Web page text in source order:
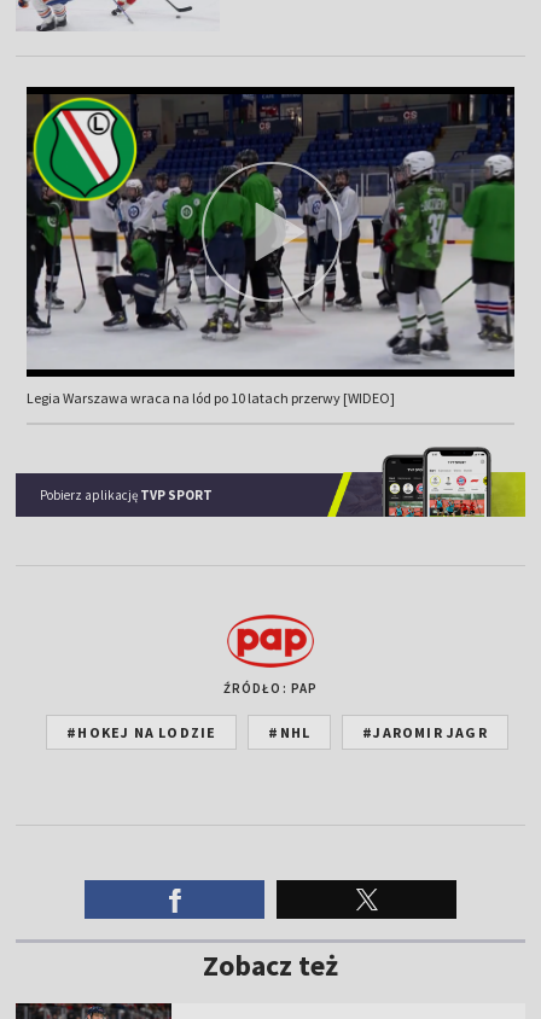
Legia Warszawa wraca na lód po 10 latach przerwy [WIDEO]
Pobierz aplikację TVP SPORT
ŹRÓDŁO: PAP
#HOKEJ NA LODZIE #NHL #JAROMIR JAGR
Zobacz też